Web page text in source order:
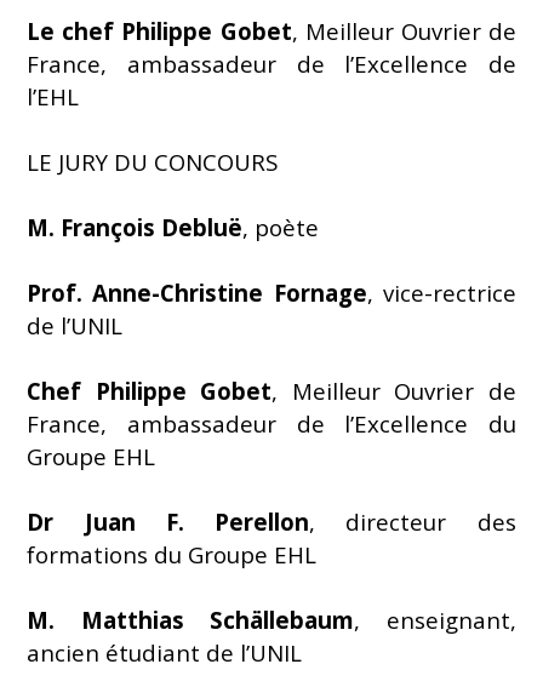
Le chef Philippe Gobet, Meilleur Ouvrier de
France, ambassadeur de l’Excellence de
l’EHL
LE JURY DU CONCOURS
M. François Debluë, poète
Prof. Anne-Christine Fornage, vice-rectrice
de l’UNIL
Chef Philippe Gobet, Meilleur Ouvrier de
France, ambassadeur de l’Excellence du
Groupe EHL
Dr Juan F. Perellon, directeur des
formations du Groupe EHL
M. Matthias Schällebaum, enseignant,
ancien étudiant de l’UNIL